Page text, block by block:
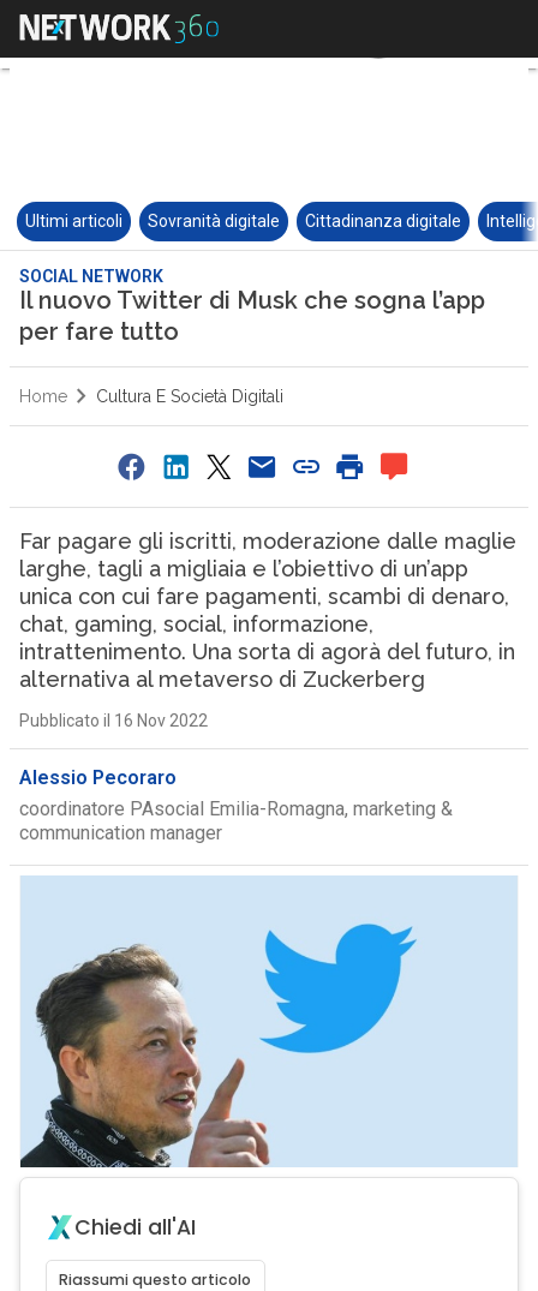
Ultimi articoli Sovranità digitale Cittadinanza digitale
SOCIAL NETWORK
Il nuovo Twitter di Musk che sogna l’app
per fare tutto
Home Cultura E Società Digitali
Far pagare gli iscritti, moderazione dalle maglie
larghe, tagli a migliaia e l’obiettivo di un’app
unica con cui fare pagamenti, scambi di denaro,
chat, gaming, social, informazione,
intrattenimento. Una sorta di agorà del futuro, in
alternativa al metaverso di Zuckerberg
Pubblicato il 16 Nov 2022
Alessio Pecoraro
coordinatore PAsocial Emilia-Romagna, marketing &
communication manager
Chiedi all'AI
Riassumi questo articolo